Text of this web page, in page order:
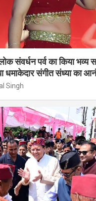
संवर्धन पर्व का किया भव्य
धमाकेदार संगीत संध्या का
Singh